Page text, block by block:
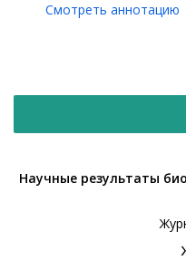
Смотреть аннотацию
Научные результаты